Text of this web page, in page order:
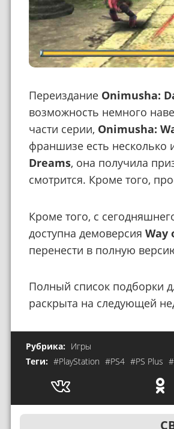
Переиздание Onimusha:
возможность немного
части серии, Onimusha:
франшизе есть
Dreams, она получила
смотрится. Кроме того,
Кроме того, с
доступна демоверсия Way
перенести в полную
Полный список подборки
раскрыта на следующей
Рубрика: Игры
Теги: #PlayStation #PS4 #PS Plus